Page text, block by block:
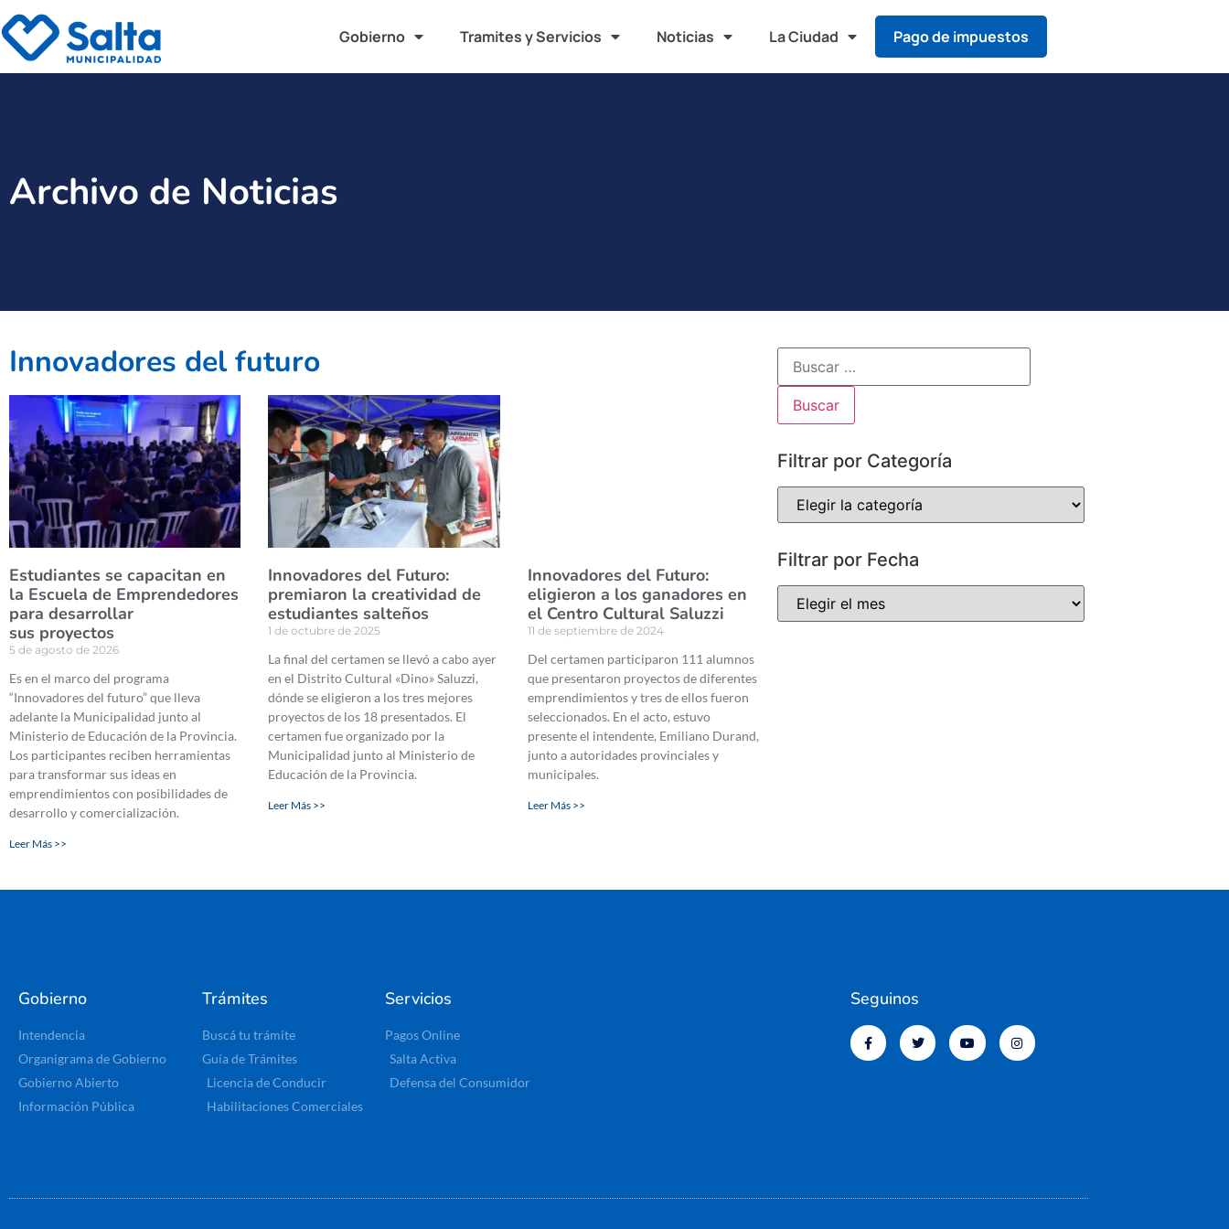
Gobierno Tramites y Servicios Noticias La Ciudad Pago de impuestos
Archivo de Noticias
Innovadores del futuro
Estudiantes se capacitan en
la Escuela de Emprendedores
para desarrollar
sus proyectos
5 de agosto de 2026
Es en el marco del programa
“Innovadores del futuro” que lleva
adelante la Municipalidad junto al
Ministerio de Educación de la Provincia.
Los participantes reciben herramientas
para transformar sus ideas en
emprendimientos con posibilidades de
desarrollo y comercialización.
Leer Más >>
Innovadores del Futuro:
premiaron la creatividad de
estudiantes salteños
1 de octubre de 2025
La final del certamen se llevó a cabo ayer
en el Distrito Cultural «Dino» Saluzzi,
dónde se eligieron a los tres mejores
proyectos de los 18 presentados. El
certamen fue organizado por la
Municipalidad junto al Ministerio de
Educación de la Provincia.
Leer Más >>
Innovadores del Futuro:
eligieron a los ganadores en
el Centro Cultural Saluzzi
11 de septiembre de 2024
Del certamen participaron 111 alumnos
que presentaron proyectos de diferentes
emprendimientos y tres de ellos fueron
seleccionados. En el acto, estuvo
presente el intendente, Emiliano Durand,
junto a autoridades provinciales y
municipales.
Leer Más >>
Filtrar por Categoría
Filtrar por Fecha
Gobierno
Intendencia
Organigrama de Gobierno
Gobierno Abierto
Información Pública
Trámites
Buscá tu trámite
Guía de Trámites
Licencia de Conducir
Habilitaciones Comerciales
Servicios
Pagos Online
Salta Activa
Defensa del Consumidor
Seguinos